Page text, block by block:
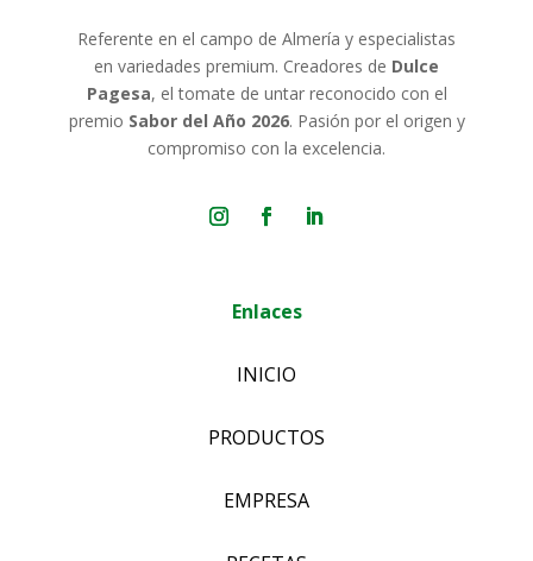
Referente en el campo de Almería y especialistas
en variedades premium. Creadores de Dulce
Pagesa, el tomate de untar reconocido con el
premio Sabor del Año 2026. Pasión por el origen y
compromiso con la excelencia.
Enlaces
INICIO
PRODUCTOS
EMPRESA